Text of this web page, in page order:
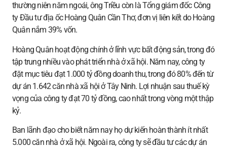
thường niên năm ngoái, ông Triều còn là Tổng giám đốc Công
ty Đầu tư địa ốc Hoàng Quân Cần Thơ, đơn vị liên kết do Hoàng
Quân nắm 39% vốn.
Hoàng Quân hoạt động chính ở lĩnh vực bất động sản, trong đó
tập trung nhiều vào phát triển nhà ở xã hội. Năm nay, công ty
đặt mục tiêu đạt 1.000 tỷ đồng doanh thu, trong đó 80% đến từ
dự án 1.642 căn nhà xã hội ở Tây Ninh. Lợi nhuận sau thuế kỳ
vọng của công ty đạt 70 tỷ đồng, cao nhất trong vòng một thập
kỷ.
Ban lãnh đạo cho biết năm nay họ dự kiến hoàn thành ít nhất
5.000 căn nhà ở xã hội. Ngoài ra, công ty sẽ đầu tư các dự án